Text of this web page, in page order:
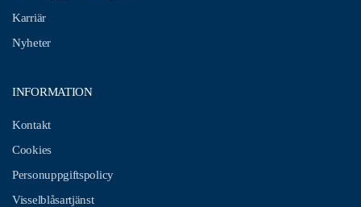
Karriär
Nyheter
INFORMATION
Kontakt
Cookies
Personuppgiftspolicy
Visselblåsartjänst